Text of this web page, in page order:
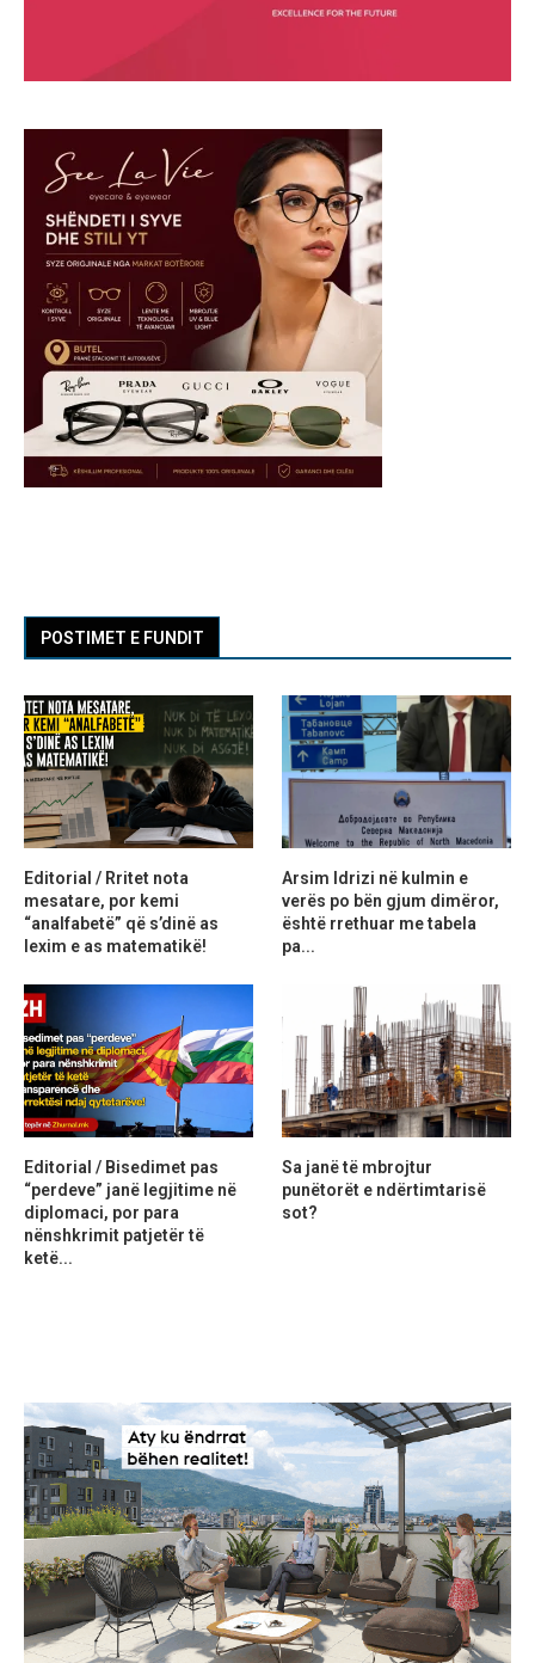
POSTIMET E FUNDIT
Editorial / Rritet nota
mesatare, por kemi
“analfabetë” që s’dinë as
lexim e as matematikë!
Arsim Idrizi në kulmin e
verës po bën gjum dimëror,
është rrethuar me tabela
pa...
Editorial / Bisedimet pas
“perdeve” janë legjitime në
diplomaci, por para
nënshkrimit patjetër të
ketë...
Sa janë të mbrojtur
punëtorët e ndërtimtarisë
sot?